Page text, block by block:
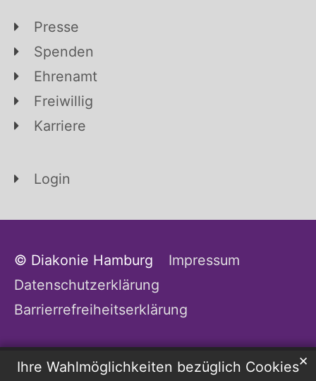
Ihre Wahlmöglichkeiten bezüglich Cookies✕
Presse
Spenden
Ehrenamt
Freiwillig
Karriere
Login
© Diakonie Hamburg
Impressum
Datenschutzerklärung
Barrierrefreiheitserklärung